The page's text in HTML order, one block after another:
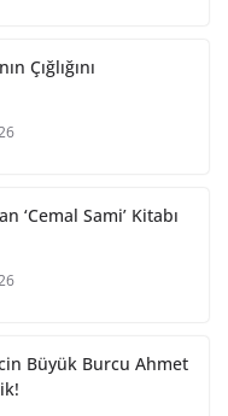
Çığlığını
‘Cemal Sami’ Kitabı
Büyük Burcu Ahmet